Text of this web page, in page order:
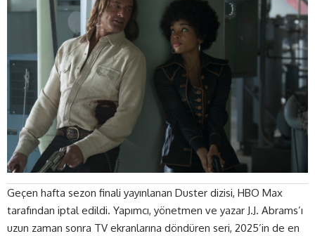
Geçen hafta sezon finali yayınlanan Duster dizisi, HBO Max
tarafından iptal edildi. Yapımcı, yönetmen ve yazar J.J. Abrams’ı
uzun zaman sonra TV ekranlarına döndüren seri, 2025’in de en